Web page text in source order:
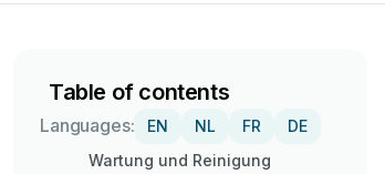
Table of contents
Languages: EN NL FR
DE
Wartung und Reinigung